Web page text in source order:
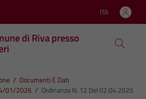
Lingua attiva:
ITA
di Riva presso
/ Documenti E Dati
01/2026 / Ordinanza N. 12 Del 02.04.2025